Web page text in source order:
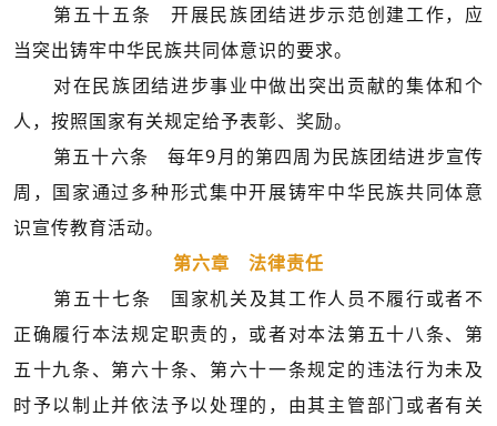
第五十五条 开展民族团结进步示范创建工作，应
当突出铸牢中华民族共同体意识的要求。
对在民族团结进步事业中做出突出贡献的集体和个
人，按照国家有关规定给予表彰、奖励。
第五十六条 每年9月的第四周为民族团结进步宣传
周，国家通过多种形式集中开展铸牢中华民族共同体意
识宣传教育活动。
第六章 法律责任
第五十七条 国家机关及其工作人员不履行或者不
正确履行本法规定职责的，或者对本法第五十八条、第
五十九条、第六十条、第六十一条规定的违法行为未及
时予以制止并依法予以处理的，由其主管部门或者有关